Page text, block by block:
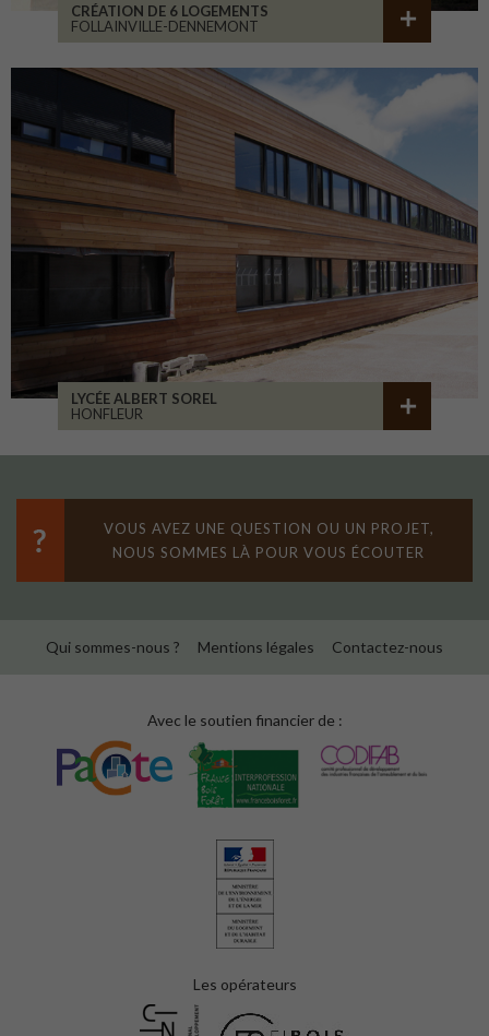
CRÉATION DE 6 LOGEMENTS
FOLLAINVILLE-DENNEMONT
LYCÉE ALBERT SOREL
HONFLEUR
SIÈGE DU SDEF
QUIMPER